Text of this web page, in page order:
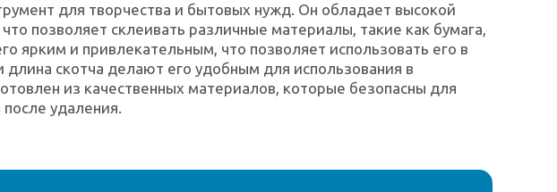
для творчества и бытовых нужд. Он обладает высокой
позволяет склеивать различные материалы, такие как бумага,
ярким и привлекательным, что позволяет использовать его в
скотча делают его удобным для использования в
из качественных материалов, которые безопасны для
удаления.